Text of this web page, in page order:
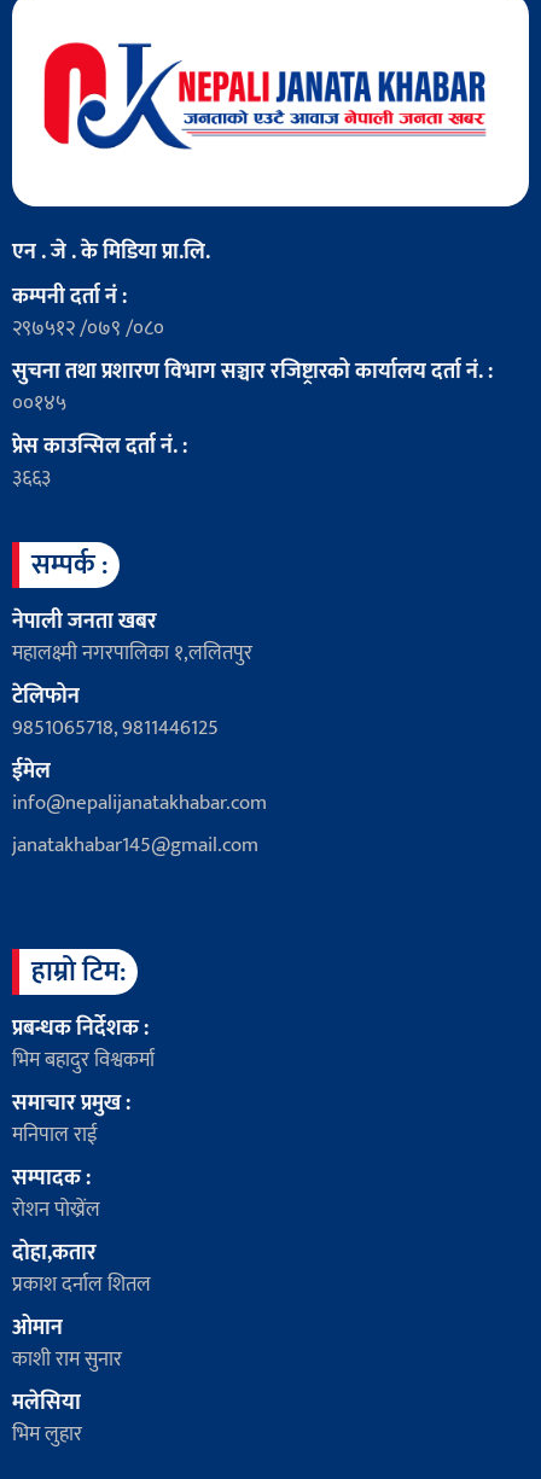
एन . जे . के मिडिया प्रा.लि.
कम्पनी दर्ता नं :
२९७५१२ /०७९ /०८०
सुचना तथा प्रशारण विभाग सञ्चार रजिष्ट्रारको कार्यालय दर्ता नं. :
००१४५
प्रेस काउन्सिल दर्ता नं. :
३६६३
सम्पर्क :
नेपाली जनता खबर
महालक्ष्मी नगरपालिका १,ललितपुर
टेलिफोन
9851065718, 9811446125
ईमेल
info@nepalijanatakhabar.com
janatakhabar145@gmail.com
हाम्रो टिम:
प्रबन्धक निर्देशक :
भिम बहादुर विश्वकर्मा
समाचार प्रमुख :
मनिपाल राई
सम्पादक :
रोशन पोख्रेंल
दोहा,कतार
प्रकाश दर्नाल शितल
ओमान
काशी राम सुनार
मलेसिया
भिम लुहार